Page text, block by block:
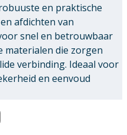
en praktische
afdichten van
snel en betrouwbaar
materialen die zorgen
verbinding. Ideaal voor
en eenvoud